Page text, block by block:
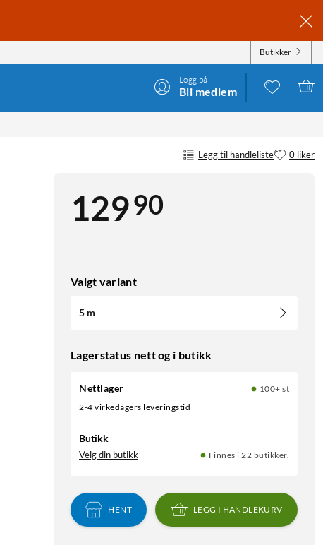
Butikker
Logg på
Bli medlem
Legg til handleliste 0 liker
12990
Valgt variant
5 m
Lagerstatus nett og i butikk
Nettlager
100+ st
2-4 virkedagers leveringstid
Butikk
Velg din butikk Finnes i 22 butikker.
HENT LEGG I HANDLEKURV